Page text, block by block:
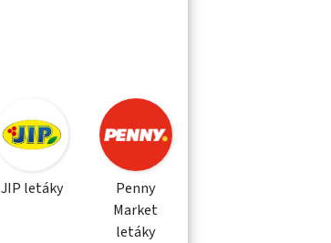
JIP letáky
Penny
Market
letáky